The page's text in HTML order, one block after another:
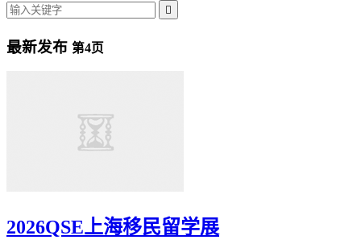

最新发布 第4页
2026QSE上海移民留学展